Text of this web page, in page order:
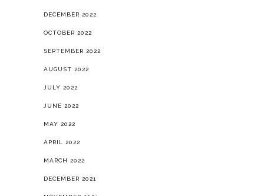
DECEMBER 2022
OCTOBER 2022
SEPTEMBER 2022
AUGUST 2022
JULY 2022
JUNE 2022
MAY 2022
APRIL 2022
MARCH 2022
DECEMBER 2021